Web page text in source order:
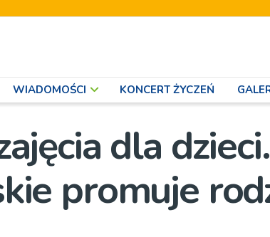
WIADOMOŚCI KONCERT ŻYCZEŃ
dla
promuje